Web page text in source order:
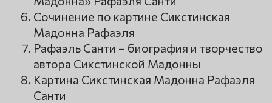
Сочинение по картине Сикстинская
Мадонна Рафаэля
Рафаэль Санти – биография и творчество
автора Сикстинской Мадонны
Картина Сикстинская Мадонна Рафаэля
Санти